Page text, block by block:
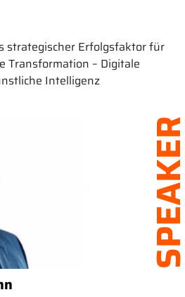
strategischer Erfolgsfaktor für
Transformation – Digitale
Intelligenz